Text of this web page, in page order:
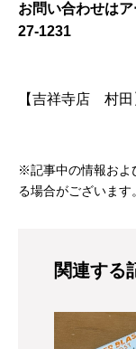
お問い合わせは
27-1231
【吉祥寺店 村田
※記事中の情報およ
る場合がございます
関連する